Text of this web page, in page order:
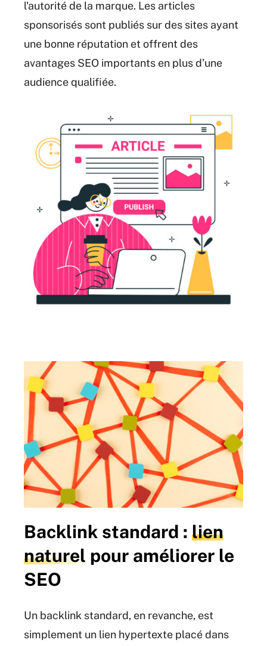
l'autorité de la marque. Les articles
sponsorisés sont publiés sur des sites ayant
une bonne réputation et offrent des
avantages SEO importants en plus d’une
audience qualifiée.
Backlink standard :lien
naturel pour améliorer le
SEO
Un backlink standard, en revanche, est
simplement un lien hypertexte placé dans